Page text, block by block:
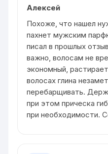
Алексей
Похоже, что нашел
пахнет мужским
писал в прошлых
важно, волосам не
экономный,
волосах глина
перебарщивать.
при этом прическа
при необходимости.